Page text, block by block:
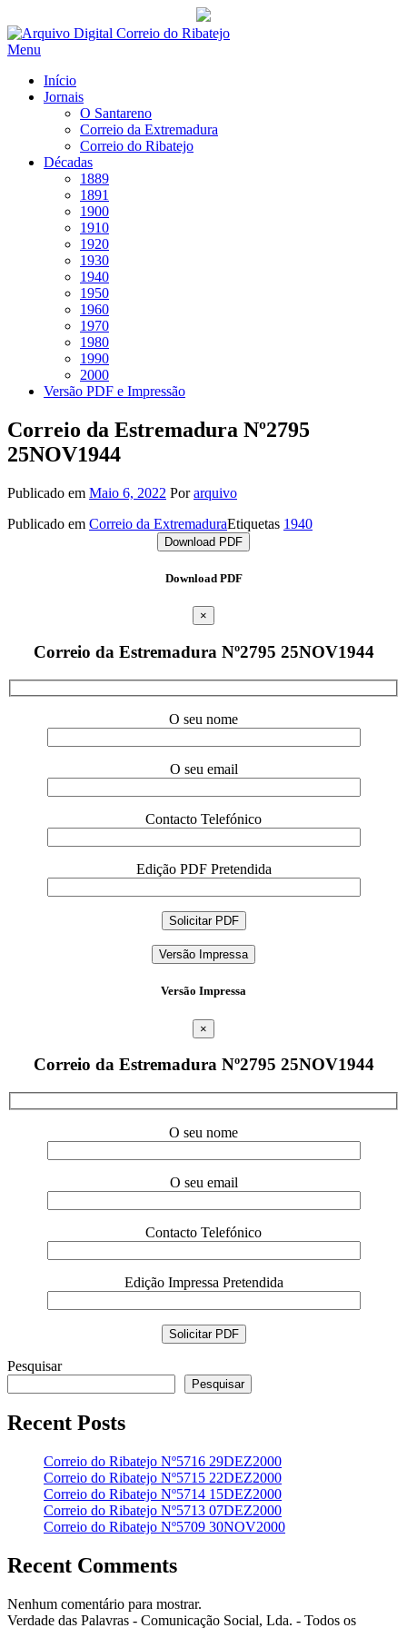
Saltar
para
Menu
Início
Jornais
O Santareno
Correio da Extremadura
Correio do Ribatejo
Décadas
1889
1891
1900
1910
1920
1930
1940
1950
1960
1970
1980
1990
2000
Versão PDF e Impressão
Correio da Estremadura Nº2795
25NOV1944
Publicado em Maio 6, 2022 Porarquivo
Publicado em Correio da ExtremaduraEtiquetas 1940
Download PDF
Download PDF
×
Correio da Estremadura Nº2795 25NOV1944
O seu nome
O seu email
Contacto Telefónico
Edição PDF Pretendida
Versão Impressa
Versão Impressa
×
Correio da Estremadura Nº2795 25NOV1944
O seu nome
O seu email
Contacto Telefónico
Edição Impressa Pretendida
Pesquisar
Pesquisar
Recent Posts
Correio do Ribatejo Nº5716 29DEZ2000
Correio do Ribatejo Nº5715 22DEZ2000
Correio do Ribatejo Nº5714 15DEZ2000
Correio do Ribatejo Nº5713 07DEZ2000
Correio do Ribatejo Nº5709 30NOV2000
Recent Comments
Nenhum comentário para mostrar.
Verdade das Palavras - Comunicação Social, Lda. - Todos os